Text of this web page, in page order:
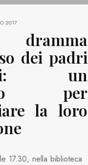
2017
dei padri
un
per
la loro
17.30, nella biblioteca